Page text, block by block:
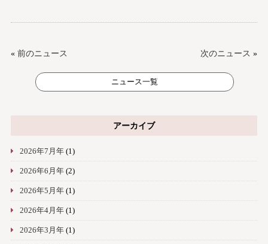
« 前のニュース 次のニュース »
ニュース一覧
アーカイブ
2026年7月年(1)
2026年6月年(2)
2026年5月年(1)
2026年4月年(1)
2026年3月年(1)